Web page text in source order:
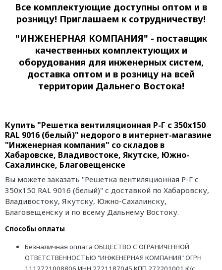
Все комплектующие доступны оптом и в
розницу! Приглашаем к сотрудничеству!
"ИНЖЕНЕРНАЯ КОМПАНИЯ" - поставщик
качественных комплектующих и
оборудования для инженерных систем,
доставка оптом и в розницу на всей
территории Дальнего Востока!
Купить "Решетка вентиляционная Р-Г с 350х150
RAL 9016 (белый)" недорого в интернет-магазине
"Инженерная компания" со складов в
Хабаровске, Владивостоке, Якутске, Южно-
Сахалинске, Благовещенске
Вы можете заказать "Решетка вентиляционная Р-Г с
350х150 RAL 9016 (белый)" с доставкой по Хабаровску,
Владивостоку, Якутску, Южно-Сахалинску,
Благовещенску и по всему Дальнему Востоку.
Способы оплаты
Безналичная оплата ОБЩЕСТВО С ОГРАНИЧЕННОЙ
ОТВЕТСТВЕННОСТЬЮ "ИНЖЕНЕРНАЯ КОМПАНИЯ" ОГРН